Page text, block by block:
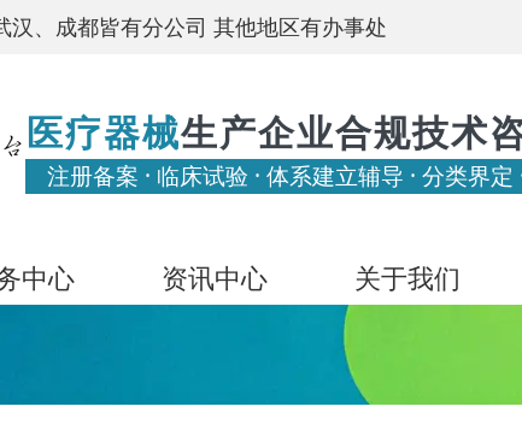
、成都皆有分公司 其他地区有办事处
医疗器械生产企业合规技术
注册备案 · 临床试验 · 体系建立辅导 · 分类界定
中心 资讯中心 关于我们